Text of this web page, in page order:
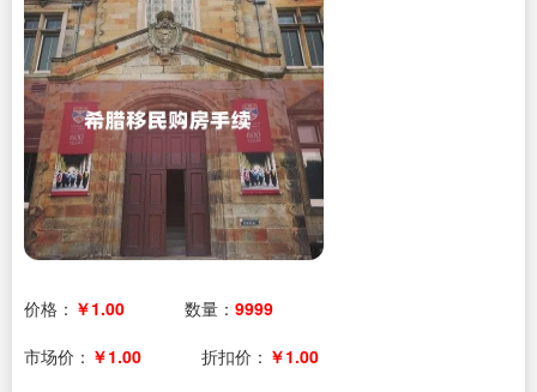
价格： ￥1.00 数量： 9999
市场价： ￥1.00 折扣价： ￥1.00